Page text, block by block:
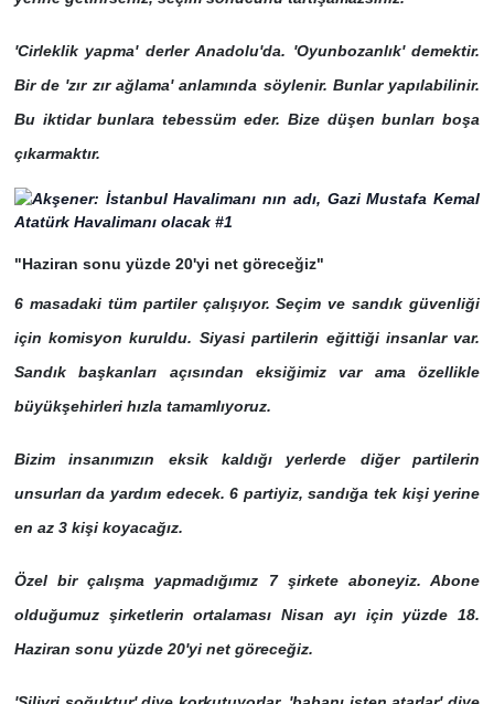
'Cirleklik yapma' derler Anadolu'da. 'Oyunbozanlık' demektir.
Bir de 'zır zır ağlama' anlamında söylenir. Bunlar yapılabilinir.
Bu iktidar bunlara tebessüm eder. Bize düşen bunları boşa
çıkarmaktır.
"Haziran sonu yüzde 20'yi net göreceğiz"
6 masadaki tüm partiler çalışıyor. Seçim ve sandık güvenliği
için komisyon kuruldu. Siyasi partilerin eğittiği insanlar var.
Sandık başkanları açısından eksiğimiz var ama özellikle
büyükşehirleri hızla tamamlıyoruz.
Bizim insanımızın eksik kaldığı yerlerde diğer partilerin
unsurları da yardım edecek. 6 partiyiz, sandığa tek kişi yerine
en az 3 kişi koyacağız.
Özel bir çalışma yapmadığımız 7 şirkete aboneyiz. Abone
olduğumuz şirketlerin ortalaması Nisan ayı için yüzde 18.
Haziran sonu yüzde 20'yi net göreceğiz.